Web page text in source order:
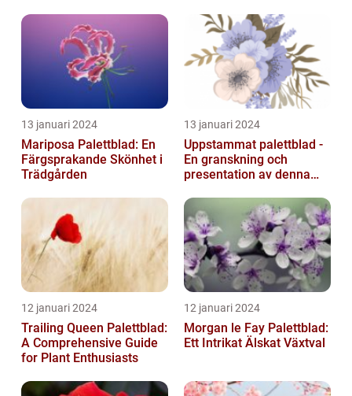
13 januari 2024
Mariposa Palettblad: En
Färgsprakande Skönhet i
Trädgården
13 januari 2024
Uppstammat palettblad -
En granskning och
presentation av denna
12 januari 2024
Trailing Queen Palettblad:
A Comprehensive Guide
for Plant Enthusiasts
12 januari 2024
Morgan le Fay Palettblad:
Ett Intrikat Älskat Växtval